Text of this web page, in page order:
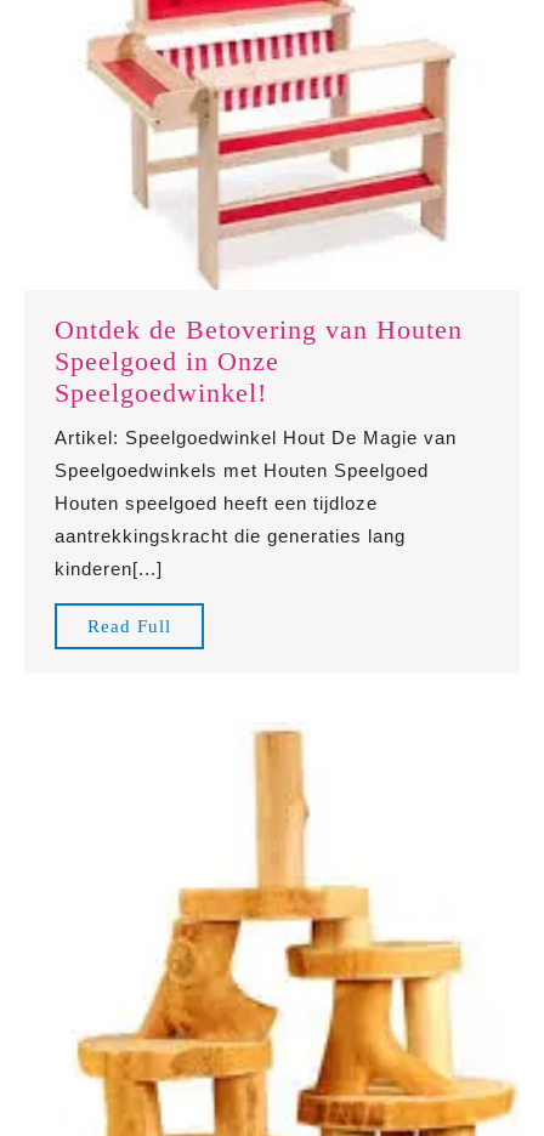
Ontdek de Betovering van Houten
Speelgoed in Onze
Speelgoedwinkel!
Betovering
van
Houten
Speelgoed
Artikel: Speelgoedwinkel Hout De Magie van
Speelgoedwinkels met Houten Speelgoed
Houten speelgoed heeft een tijdloze
aantrekkingskracht die generaties lang
kinderen[...]
Read Full
Full